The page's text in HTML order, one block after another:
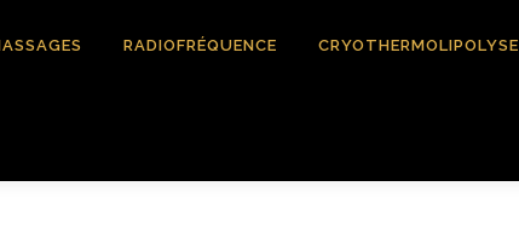
RADIOFRÉQUENCE CRYOTHERMOLIPOLYSE